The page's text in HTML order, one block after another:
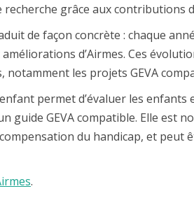
grâce aux contributions
de façon concrète : chaque
d’Airmes. Ces
notamment les projets GEVA
permet d’évaluer les
guide GEVA compatible. Elle est
du handicap, et peut
.